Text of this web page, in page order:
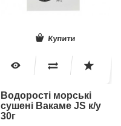
Купити
Водорості морські
сушені Вакаме JS к/у
30г